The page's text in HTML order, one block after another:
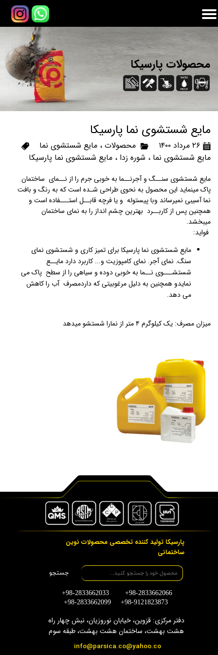
محصولات پارسیکا
مایع شستشوی نما پارسیکا
۲۶ مرداد ۱۴۰۰ محصولات ، مایع شستشوی نما
مایع شستشوی نما ، شوره زدا ، مایع شستشوی نما پارسیکا
مایع شستشوی سنــگ و آجرنــما به خوبی جرم را از نــمای ساختمان
پاک مینماید این محصول به نحوی طراحی شـده است که به‌ رنگ و بافت
نما آسیبی نمیرساند و‌با پیستوله و یا فرچه قابــل استـــفاده است و
همچنین پس از کاربــرد بهترین چشم انداز را به نمای ساختمان
میبخشد.
فواید:
مایع شستشوی نما پارسیکا برای تمیز کاری و شستشوی نمای
سنگ. نمای آجر. نمای کامپوزیت و... کاربرد دارد مایــع
شستشـــوی نــما به خوبی دوده و سیاهی را از سطح پاک می
نمایدو همچنین به دلیل مرغوبیتی که داردمصرف آب را کاهش
می دهد.
میزان مصرف: یک کیلوگرم ۴ متر از نمارا شستشو میدهد
پارسیکا تولید کننده تخصصی محصولات نوین
ساختمانی
دفتر مرکزی: قزوین، خیابان نوروزیان، نبش چهار راه
هشت بهشت، ساختمان هشت بهشت، طبقه سوم
+98-2833662033 +98-2833662066
+98-2833662099 +98-9121823873
info@parsica.co@yahoo.co
جستجو